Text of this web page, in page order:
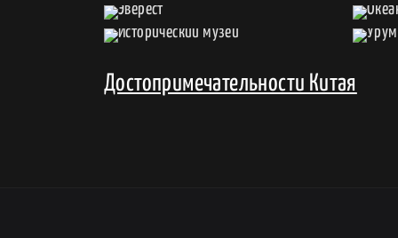
Достопримечательности Китая